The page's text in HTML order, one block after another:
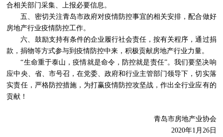
合相关部门采集、上报必要信息 。
五、密切关注青岛市政府对疫情防控事宜的相关安排，配合做好
房地产行业疫情防控工作。
六、鼓励支持有条件的企业履行社会责任，按有关程序，通过捐
款，捐物等方式参与到疫情防控中来，积极贡献房地产行业力量。
“生命重于泰山，疫情就是命令，防控就是责任”。我们要坚决响
应中央、省、市号召，在党委、政府和行业主管部门领导下，切实落
实责任，严格防控措施，为打赢疫情防控攻坚战，作出全行业应有的
贡献！
青岛市房地产业协会
2020年1月26日